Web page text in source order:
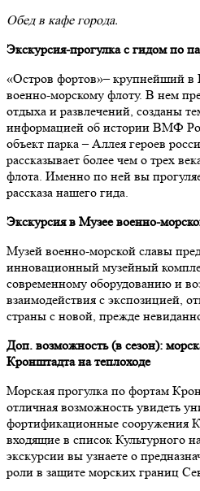
Обед в кафе города.
Экскурсия-прогулка с гидом по
«Остров фортов»– крупнейший
военно-морскому флоту. В нем
отдыха и развлечений, созданы
информацией об истории ВМФ
объект парка – Аллея героев
рассказывает более чем о трех
флота. Именно по ней вы
рассказа нашего гида.
Экскурсия в Музее военно-
Музей военно-морской славы
инновационный музейный
современному оборудованию и
взаимодействия с экспозицией,
страны с новой, прежде
Доп. возможность (в сезон):
Кронштадта на теплоходе
Морская прогулка по фортам
отличная возможность увидеть
фортификационные сооружения
входящие в список
экскурсии вы узнаете о
роли в защите морских границ